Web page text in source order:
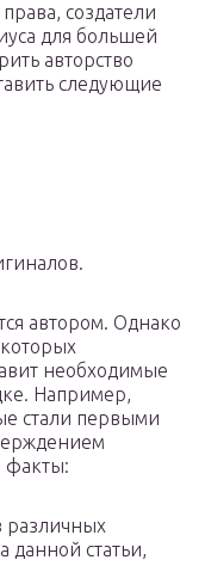
создатели
для большей
авторство
следующие
автором. Однако
необходимые
Например,
стали первыми
факты:
различных
данной статьи,